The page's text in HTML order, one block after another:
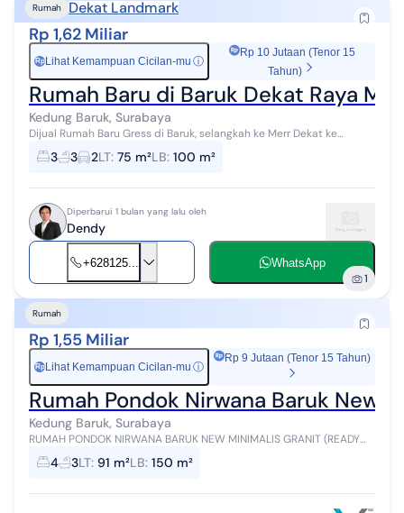
Rumah Dekat Landmark
Rp 1,62 Miliar
Rp Lihat Kemampuan Cicilan-mu ⓘ
Rp 10 Jutaan (Tenor 15
Tahun)
Rumah Baru di Baruk Dekat Raya
Kedung Baruk, Surabaya
Dijual Rumah Baru Gress di Baruk, selangkah ke Merr Dekat ke
Nginden, Panjang Jiwo, Rungkut LT 5 X 15 ( 75 m2 ) LB ± ( 100 m2 ) 2
lantai Hada...
3 3 2LT: 75 m²LB: 100 m²
Diperbarui 1 bulan yang lalu oleh
Dendy
+628125... WhatsApp
1
Rumah
Rp 1,55 Miliar
Rp Lihat Kemampuan Cicilan-mu ⓘ
Rp 9 Jutaan (Tenor 15 Tahun)
Rumah Pondok Nirwana Baruk New
Kedung Baruk, Surabaya
RUMAH PONDOK NIRWANA BARUK NEW MINIMALIS GRANIT (READY
3UNIT) LT : 91,2m² (Dimensi 5,7x16) LB : 150m² KT 4 KM 3 HADAP UTARA
SHM HARGA 1,55m ...
4 3LT: 91 m²LB: 150 m²